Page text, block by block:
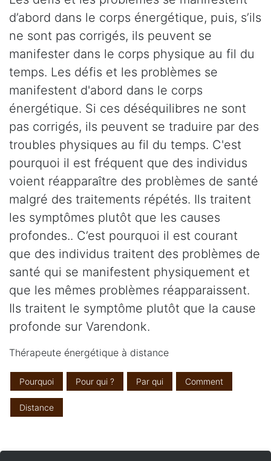
d’abord dans le corps énergétique, puis, s’ils
ne sont pas corrigés, ils peuvent se
manifester dans le corps physique au fil du
temps. Les défis et les problèmes se
manifestent d'abord dans le corps
énergétique. Si ces déséquilibres ne sont
pas corrigés, ils peuvent se traduire par des
troubles physiques au fil du temps. C'est
pourquoi il est fréquent que des individus
voient réapparaître des problèmes de santé
malgré des traitements répétés. Ils traitent
les symptômes plutôt que les causes
profondes.. C’est pourquoi il est courant
que des individus traitent des problèmes de
santé qui se manifestent physiquement et
que les mêmes problèmes réapparaissent.
Ils traitent le symptôme plutôt que la cause
profonde sur Varendonk.
Thérapeute énergétique à distance
Pourquoi Pour qui ? Par qui Comment
Distance